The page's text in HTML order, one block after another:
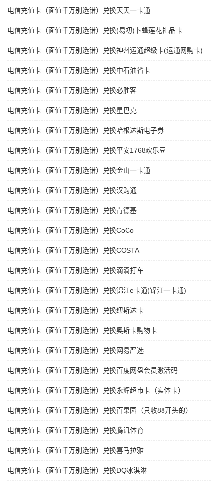
电信充值卡（面值千万别选错）兑换天天一卡通
电信充值卡（面值千万别选错）兑换(易初)卜蜂莲花礼品卡
电信充值卡（面值千万别选错）兑换神州运通超级卡(运通网购卡)
电信充值卡（面值千万别选错）兑换中石油省卡
电信充值卡（面值千万别选错）兑换必胜客
电信充值卡（面值千万别选错）兑换星巴克
电信充值卡（面值千万别选错）兑换哈根达斯电子券
电信充值卡（面值千万别选错）兑换平安1768欢乐豆
电信充值卡（面值千万别选错）兑换金山一卡通
电信充值卡（面值千万别选错）兑换汉购通
电信充值卡（面值千万别选错）兑换肯德基
电信充值卡（面值千万别选错）兑换CoCo
电信充值卡（面值千万别选错）兑换COSTA
电信充值卡（面值千万别选错）兑换滴滴打车
电信充值卡（面值千万别选错）兑换锦江e卡通(锦江一卡通)
电信充值卡（面值千万别选错）兑换纽斯达卡
电信充值卡（面值千万别选错）兑换奥斯卡购物卡
电信充值卡（面值千万别选错）兑换网易严选
电信充值卡（面值千万别选错）兑换百度网盘会员激活码
电信充值卡（面值千万别选错）兑换永辉超市卡（实体卡）
电信充值卡（面值千万别选错）兑换百果园（只收88开头的）
电信充值卡（面值千万别选错）兑换腾讯体育
电信充值卡（面值千万别选错）兑换喜马拉雅
电信充值卡（面值千万别选错）兑换DQ冰淇淋